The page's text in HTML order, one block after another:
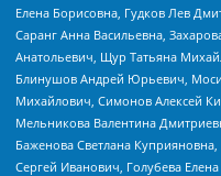
Елена Борисовна, Гудков Лев
Саранг Анна Васильевна,
Анатольевич, Щур Татьяна
Блинушов Андрей Юрьевич,
Михайлович, Симонов Алексей
Мельникова Валентина
Баженова Светлана
Сергей Иванович, Голубева